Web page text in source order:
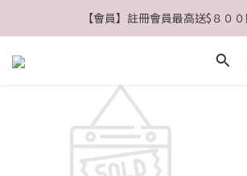
【公告】4/21(二)起 價格調整
【會員】註冊會員最高送$８０
【公告】4/21(二)起 價格調整